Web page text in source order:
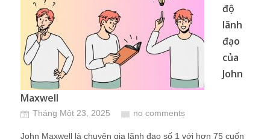
độ
lãnh
đạo
của
John
Maxwell
Tháng Một 23, 2025 no comments
John Maxwell là chuyên gia lãnh đạo số 1 với hơn 75 cuốn